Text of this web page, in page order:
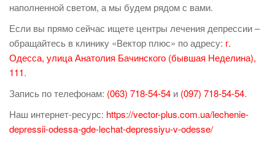
наполненной светом, а мы будем рядом с вами.
Если вы прямо сейчас ищете центры лечения депрессии –
обращайтесь в клинику «Вектор плюс» по адресу: г.
Одесса, улица Анатолия Бачинского (бывшая Неделина),
111.
Запись по телефонам: (063) 718-54-54 и (097) 718-54-54.
Наш интернет-ресурс: https://vector-plus.com.ua/lechenie-
depressii-odessa-gde-lechat-depressiyu-v-odesse/